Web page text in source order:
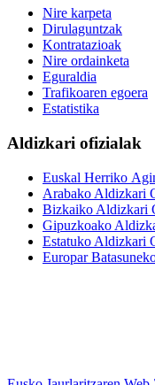
Nire karpeta
Dirulaguntzak
Kontratazioak
Nire ordainketa
Eguraldia
Trafikoaren egoera
Estatistika
Aldizkari ofizialak
Euskal Herriko
Arabako Aldizkari
Bizkaiko Aldizkari
Gipuzkoako
Estatuko Aldizkari
Europar